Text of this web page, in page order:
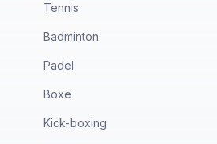
Tennis
Badminton
Padel
Boxe
Kick-boxing